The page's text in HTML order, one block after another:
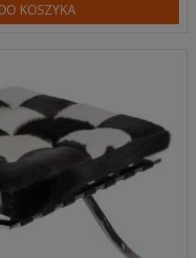
KOSZYKA